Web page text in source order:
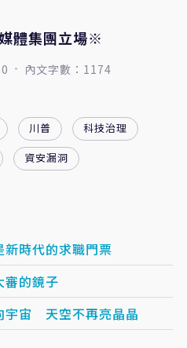
體集團立場※
內文字數：1174
川普
科技治理
資安漏洞
新時代的求職門票
審的鏡子
宇宙 天空不再亮晶晶